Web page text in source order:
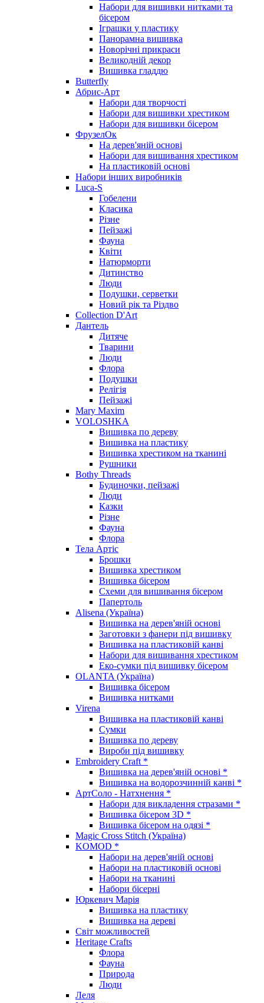
Набори для вишивки нитками та
бісером
Іграшки у пластику
Панорамна вишивка
Новорічні прикраси
Великодній декор
Вишивка гладдю
Butterfly
Абрис-Арт
Набори для творчості
Набори для вишивки хрестиком
Набори для вишивки бісером
ФрузелОк
На дерев'яній основі
Набори для вишивання хрестиком
На пластиковій основі
Набори інших виробників
Luca-S
Гобелени
Класика
Різне
Пейзажі
Фауна
Квіти
Натюрморти
Дитинство
Люди
Подушки, серветки
Новий рік та Різдво
Collection D'Art
Дантель
Дитяче
Тварини
Люди
Флора
Подушки
Релігія
Пейзажі
Mary Maxim
VOLOSHKA
Вишивка по дереву
Вишивка на пластику
Вишивка хрестиком на тканині
Рушники
Bothy Threads
Будиночки, пейзажі
Люди
Казки
Різне
Фауна
Флора
Тела Артіс
Брошки
Вишивка хрестиком
Вишивка бісером
Схеми для вишивання бісером
Папертоль
Alisena (Україна)
Вишивка на дерев'яній основі
Заготовки з фанери під вишивку
Вишивка на пластиковій канві
Набори для вишивання хрестиком
Еко-сумки під вишивку бісером
OLANTA (Україна)
Вишивка бісером
Вишивка нитками
Virena
Вишивка на пластиковій канві
Сумки
Вишивка по дереву
Вироби під вишивку
Embroidery Craft *
Вишивка на дерев'яній основі *
Вишивка на водорозчинній канві *
АртСоло - Натхнення *
Набори для викладення стразами *
Вишивка бісером 3D *
Вишивка бісером на одязі *
Magic Cross Stitch (Україна)
KOMOD *
Набори на дерев'яній основі
Набори на пластиковій основі
Набори на тканині
Набори бісерні
Юркевич Марія
Вишивка на пластику
Вишивка на дереві
Світ можливостей
Heritage Crafts
Флора
Фауна
Природа
Люди
Леля